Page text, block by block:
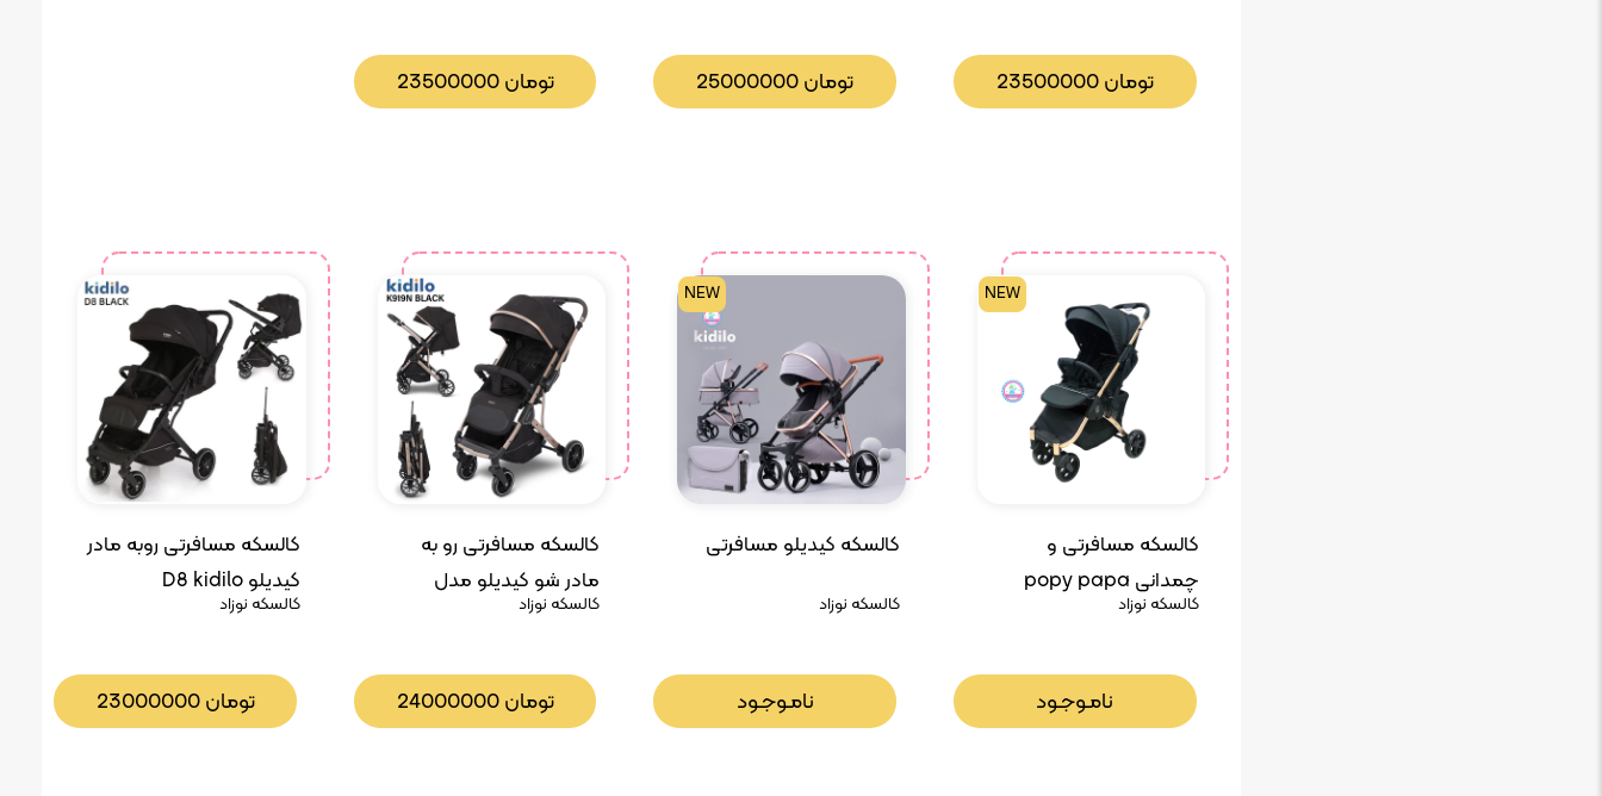
23500000تومان 25000000تومان 23500000تومان
کالسکه مسافرتی روبه مادر
کیدیلو D8 kidilo
کالسکه نوزاد
23000000تومان
کالسکه مسافرتی رو به
مادر شو کیدیلو مدل
K919N
کالسکه نوزاد
24000000تومان
NEW
کالسکه کیدیلو مسافرتی
کالسکه نوزاد
نامـوجـود
NEW
کالسکه مسافرتی و
چمدانی popy papa
کالسکه نوزاد
نامـوجـود